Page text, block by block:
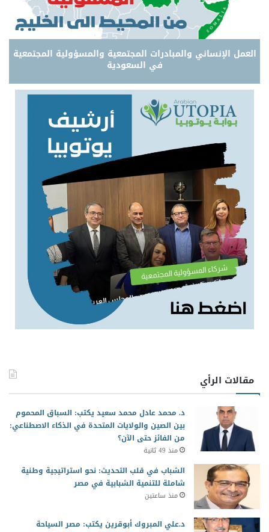
العمل الإنساني والمبادرات المجتمعية والمسؤولية المجتمعية
في السعودية
مقالات الرأي
د. محمد عادل محمد سعيد يكتب: السباق المحموم
بين الصين والولايات المتحدة في الذكاء الاصطناعي:
من الفائز حتى الآن؟
منذ 49 ثانية
الشباب في قلب التحديث: نحو استراتيجية وطنية
شاملة للتنمية الشبابية في مصر
منذ ساعتين
د.علي المبروك أبوقرين يكتب: مصر السياحة